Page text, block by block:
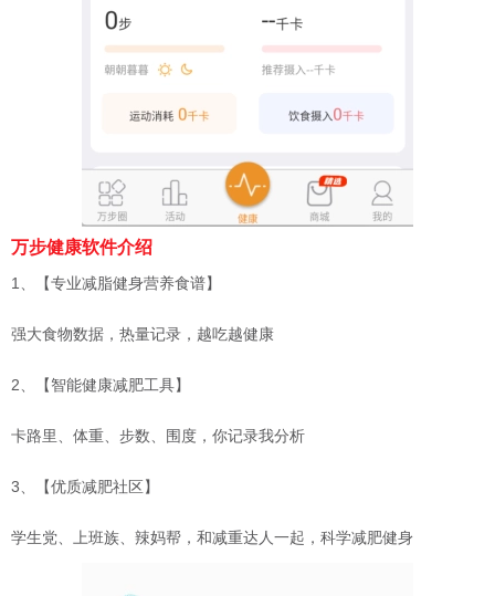
万步健康软件介绍
1、【专业减脂健身营养食谱】
强大食物数据，热量记录，越吃越健康
2、【智能健康减肥工具】
卡路里、体重、步数、围度，你记录我分析
3、【优质减肥社区】
学生党、上班族、辣妈帮，和减重达人一起，科学减肥健身